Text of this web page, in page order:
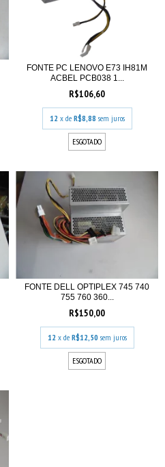
FONTE PC LENOVO E73 IH81M
ACBEL PCB038 1...
R$106,60
12 x de R$8,88 sem juros
ESGOTADO
FONTE DELL OPTIPLEX 745 740
755 760 360...
R$150,00
12 x de R$12,50 sem juros
ESGOTADO